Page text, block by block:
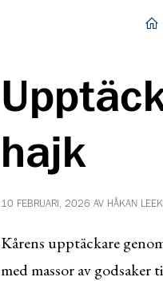
hem
hajk
10 FEBRUARI, 2026 AV HÅKAN LEEK
Kårens upptäckare
med massor av